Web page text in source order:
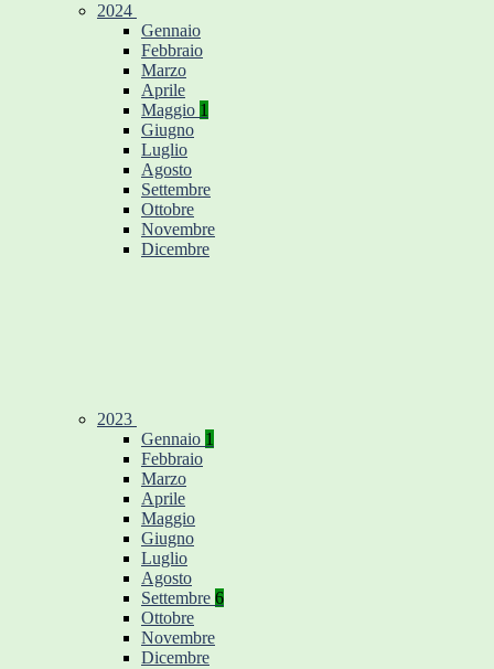
2024
Gennaio
Febbraio
Marzo
Aprile
Maggio 1
Giugno
Luglio
Agosto
Settembre
Ottobre
Novembre
Dicembre
2023
Gennaio 1
Febbraio
Marzo
Aprile
Maggio
Giugno
Luglio
Agosto
Settembre 6
Ottobre
Novembre
Dicembre